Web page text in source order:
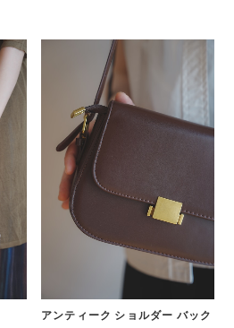
アンティーク ショルダー バック